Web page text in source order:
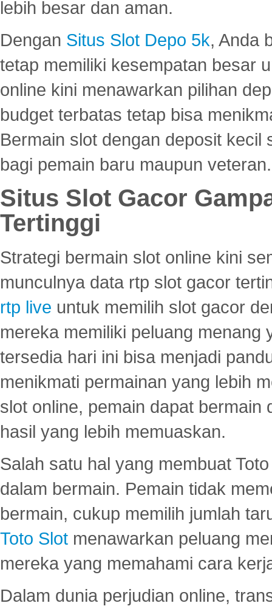
lebih besar dan aman.
Dengan Situs Slot Depo 5k, Anda
tetap memiliki kesempatan besar
online kini menawarkan pilihan
budget terbatas tetap bisa
Bermain slot dengan deposit
bagi pemain baru maupun veteran.
Situs Slot Gacor
Tertinggi
Strategi bermain slot online kini
munculnya data rtp slot gacor
rtp live untuk memilih slot gacor
mereka memiliki peluang menang
tersedia hari ini bisa menjadi
menikmati permainan yang lebih
slot online, pemain dapat
hasil yang lebih memuaskan.
Salah satu hal yang membuat
dalam bermain. Pemain tidak
bermain, cukup memilih jumlah
Toto Slot menawarkan peluang
mereka yang memahami cara
Dalam dunia perjudian online,